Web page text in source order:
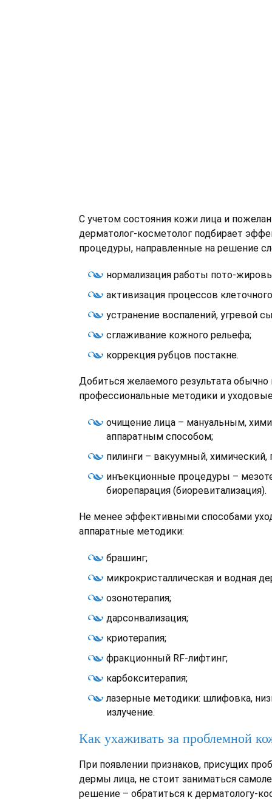
С учетом состояния кожи лица и
дерматолог-косметолог подбирает
процедуры, направленные на решение
нормализация работы пото-
активизация процессов
устранение воспалений, угревой
сглаживание кожного рельефа;
коррекция рубцов постакне.
Добиться желаемого результата
профессиональные методики и
очищение лица – мануальным,
аппаратным способом;
пилинги – вакуумный, химический,
инъекционные процедуры –
биорепарация (биоревитализация).
Не менее эффективными способами
аппаратные методики:
брашинг;
микрокристаллическая и водная
озонотерапия;
дарсонвализация;
криотерапия;
фракционный RF-лифтинг;
карбокситерапия;
лазерные методики: шлифовка,
излучение.
Как ухаживать за проблемной
При появлении признаков, присущих
дермы лица, не стоит заниматься
решение – обратиться к дерматологу-